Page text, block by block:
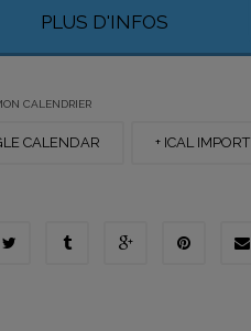
PLUS D'INFOS
CALENDRIER
CALENDAR + ICAL IMPORT